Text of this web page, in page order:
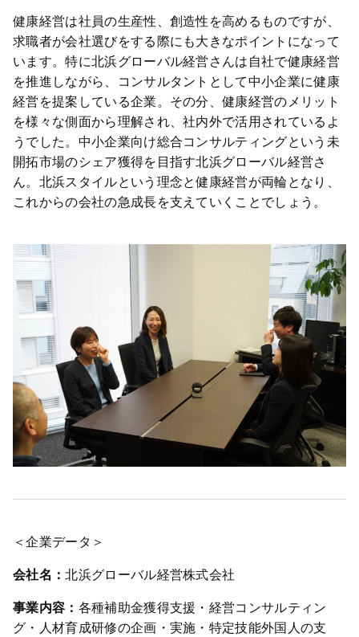
健康経営は社員の生産性、創造性を高めるものですが、
求職者が会社選びをする際にも大きなポイントになって
います。特に北浜グローバル経営さんは自社で健康経営
を推進しながら、コンサルタントとして中小企業に健康
経営を提案している企業。その分、健康経営のメリット
を様々な側面から理解され、社内外で活用されているよ
うでした。中小企業向け総合コンサルティングという未
開拓市場のシェア獲得を目指す北浜グローバル経営さ
ん。北浜スタイルという理念と健康経営が両輪となり、
これからの会社の急成長を支えていくことでしょう。
＜企業データ＞
会社名：北浜グローバル経営株式会社
事業内容： 各種補助金獲得支援・経営コンサルティン
グ・人材育成研修の企画・実施・特定技能外国人の支